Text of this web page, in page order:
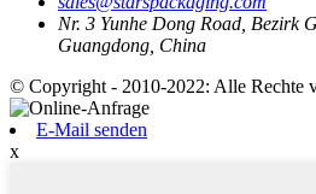
Nr. 3 Yunhe Dong Road, Bezirk
Guangdong, China
© Copyright - 2010-2022: Alle Rechte
E-Mail senden
x